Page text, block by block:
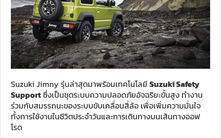
Suzuki Jimny รุ่นล่าสุดมาพร้อมเทคโนโลยีSuzuki Safety
Supportซึ่งเป็นชุดระบบความปลอดภัยอัจฉริยะขั้นสูง ทำงาน
ร่วมกับสมรรถนะของระบบขับเคลื่อนสี่ล้อ เพื่อเพิ่มความมั่นใจ
ทั้งการใช้งานในชีวิตประจำวันและการเดินทางบนเส้นทางออฟ
โรด